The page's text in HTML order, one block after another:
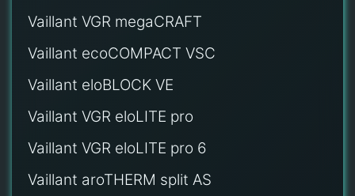
Vaillant VGR megaCRAFT
Vaillant ecoCOMPACT VSC
Vaillant eloBLOCK VE
Vaillant VGR eloLITE pro
Vaillant VGR eloLITE pro 6
Vaillant aroTHERM split AS